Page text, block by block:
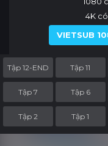
4K
VIETSUB
Tập 12-END Tập 11
Tập 7 Tập 6
Tập 2 Tập 1